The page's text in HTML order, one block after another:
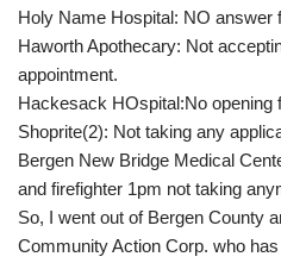
Holy Name Hospital: NO answer
Haworth Apothecary: Not
appointment.
Hackesack HOspital:No opening
Shoprite(2): Not taking any
Bergen New Bridge Medical
and firefighter 1pm not taking
So, I went out of Bergen County
Community Action Corp. who